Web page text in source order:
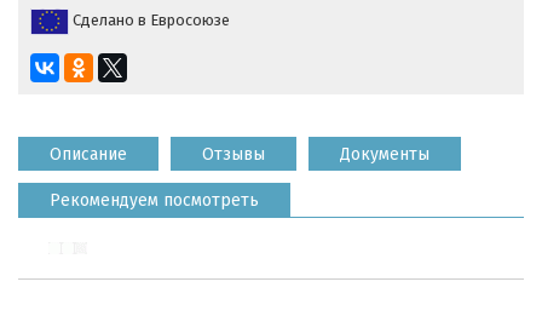
Сделано в Евросоюзе
Описание Отзывы Документы
Рекомендуем посмотреть